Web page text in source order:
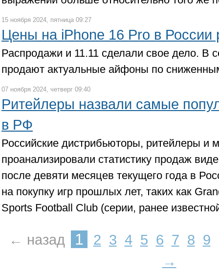
15 ноября 2024, пятница 09:27
Цены на iPhone 16 Pro в России
Распродажи и 11.11 сделали свое дело. В
продают актуальные айфоны по
07 ноября 2024, четверг 09:40
Ритейлеры назвали самые
в РФ
Российские дистрибьюторы, ритейлеры и
проанализировали статистику продаж
после девяти месяцев текущего года в
на покупку игр прошлых лет, таких как
Sports Football Club (серии, ранее
← назад 1 2 3 4 5 6 7 8 9
→